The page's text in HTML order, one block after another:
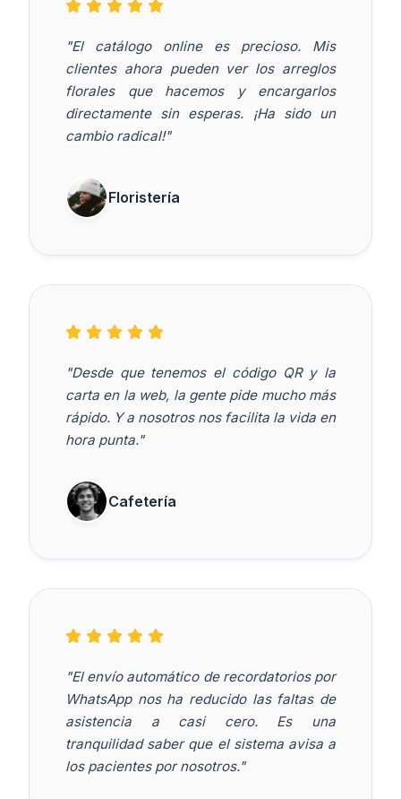
"El catálogo online es precioso. Mis
clientes ahora pueden ver los arreglos
florales que hacemos y encargarlos
directamente sin esperas. ¡Ha sido un
cambio radical!"
Floristería
"Desde que tenemos el código QR y la
carta en la web, la gente pide mucho más
rápido. Y a nosotros nos facilita la vida en
hora punta."
Cafetería
"El envío automático de recordatorios por
WhatsApp nos ha reducido las faltas de
asistencia a casi cero. Es una
tranquilidad saber que el sistema avisa a
los pacientes por nosotros."